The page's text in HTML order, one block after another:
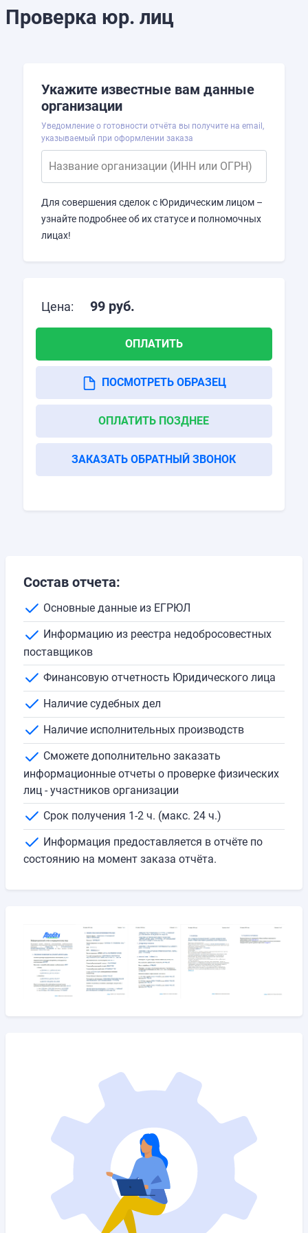
Проверка юр. лиц
Укажите известные вам данные
организации
Уведомление о готовности отчёта вы получите на email,
указываемый при оформлении заказа
Название организации (ИНН или ОГРН)
Для совершения сделок с Юридическим лицом –
узнайте подробнее об их статусе и полномочных
лицах!
Цена: 99 руб.
ОПЛАТИТЬ
ПОСМОТРЕТЬ ОБРАЗЕЦ
ОПЛАТИТЬ ПОЗДНЕЕ
ЗАКАЗАТЬ ОБРАТНЫЙ ЗВОНОК
Состав отчета:
Основные данные из ЕГРЮЛ
Информацию из реестра недобросовестных
поставщиков
Финансовую отчетность Юридического лица
Наличие судебных дел
Наличие исполнительных производств
Сможете дополнительно заказать
информационные отчеты о проверке физических
лиц - участников организации
Срок получения 1-2 ч. (макс. 24 ч.)
Информация предоставляется в отчёте по
состоянию на момент заказа отчёта.